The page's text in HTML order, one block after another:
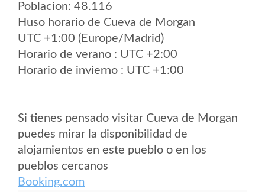
Poblacion: 48.116
Huso horario de Cueva de Morgan
UTC +1:00 (Europe/Madrid)
Horario de verano : UTC +2:00
Horario de invierno : UTC +1:00
Si tienes pensado visitar Cueva de Morgan
puedes mirar la disponibilidad de
alojamientos en este pueblo o en los
pueblos cercanos
Booking.com